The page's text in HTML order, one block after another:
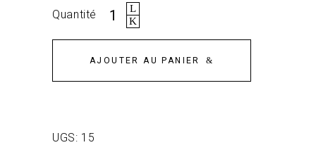
Quantité
du
à
Quantité
AJOUTER AU PANIER
UGS: 15